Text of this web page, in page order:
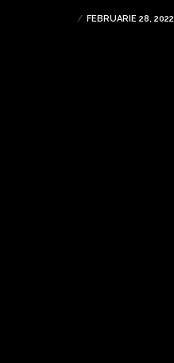
FEBRUARIE 28, 2022